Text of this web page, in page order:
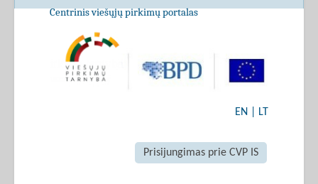
Centrinis viešųjų pirkimų portalas
EN LT
Prisijungimas prie CVP IS